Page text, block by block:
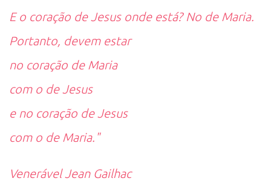
E o coração de Jesus onde está? No de Maria.
Portanto, devem estar
no coração de Maria
com o de Jesus
e no coração de Jesus
com o de Maria."
Venerável Jean Gailhac